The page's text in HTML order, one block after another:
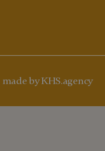
made by KHS.agency